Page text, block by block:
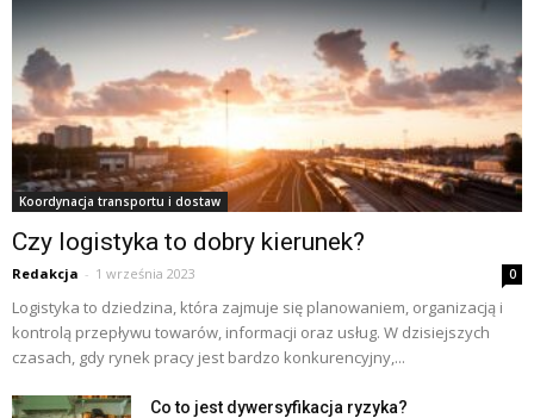
Koordynacja transportu i dostaw
Czy logistyka to dobry kierunek?
Redakcja - 1 września 2023 0
Logistyka to dziedzina, która zajmuje się planowaniem, organizacją i
kontrolą przepływu towarów, informacji oraz usług. W dzisiejszych
czasach, gdy rynek pracy jest bardzo konkurencyjny,...
Co to jest dywersyfikacja ryzyka?